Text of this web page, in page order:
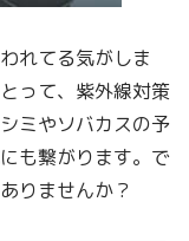
れてる気がしま
って、紫外線対策
ミやソバカスの予
も繋がります。で
りませんか？